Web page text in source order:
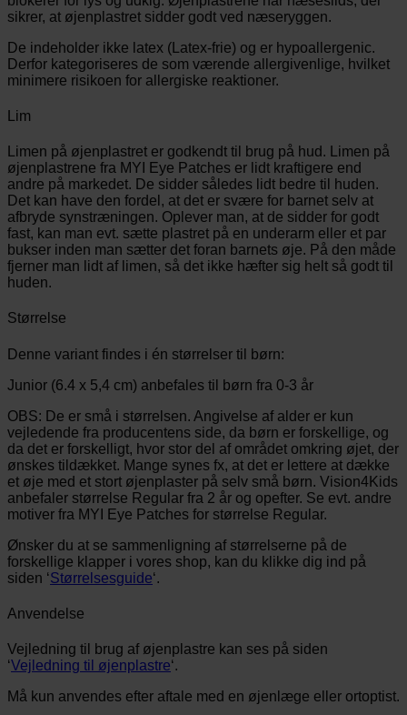
sikrer, at øjenplastret sidder godt ved næseryggen.
De indeholder ikke latex (Latex-frie) og er hypoallergenic.
Derfor kategoriseres de som værende allergivenlige, hvilket
minimere risikoen for allergiske reaktioner.
Lim
Limen på øjenplastret er godkendt til brug på hud. Limen på
øjenplastrene fra MYI Eye Patches er lidt kraftigere end
andre på markedet. De sidder således lidt bedre til huden.
Det kan have den fordel, at det er svære for barnet selv at
afbryde synstræningen. Oplever man, at de sidder for godt
fast, kan man evt. sætte plastret på en underarm eller et par
bukser inden man sætter det foran barnets øje. På den måde
fjerner man lidt af limen, så det ikke hæfter sig helt så godt til
huden.
Størrelse
Denne variant findes i én størrelser til børn:
Junior (6.4 x 5,4 cm) anbefales til børn fra 0-3 år
OBS: De er små i størrelsen. Angivelse af alder er kun
vejledende fra producentens side, da børn er forskellige, og
da det er forskelligt, hvor stor del af området omkring øjet, der
ønskes tildækket. Mange synes fx, at det er lettere at dække
et øje med et stort øjenplaster på selv små børn. Vision4Kids
anbefaler størrelse Regular fra 2 år og opefter. Se evt. andre
motiver fra MYI Eye Patches for størrelse Regular.
Ønsker du at se sammenligning af størrelserne på de
forskellige klapper i vores shop, kan du klikke dig ind på
siden ‘Størrelsesguide‘.
Anvendelse
Vejledning til brug af øjenplastre kan ses på siden
‘Vejledning til øjenplastre‘.
Må kun anvendes efter aftale med en øjenlæge eller ortoptist.